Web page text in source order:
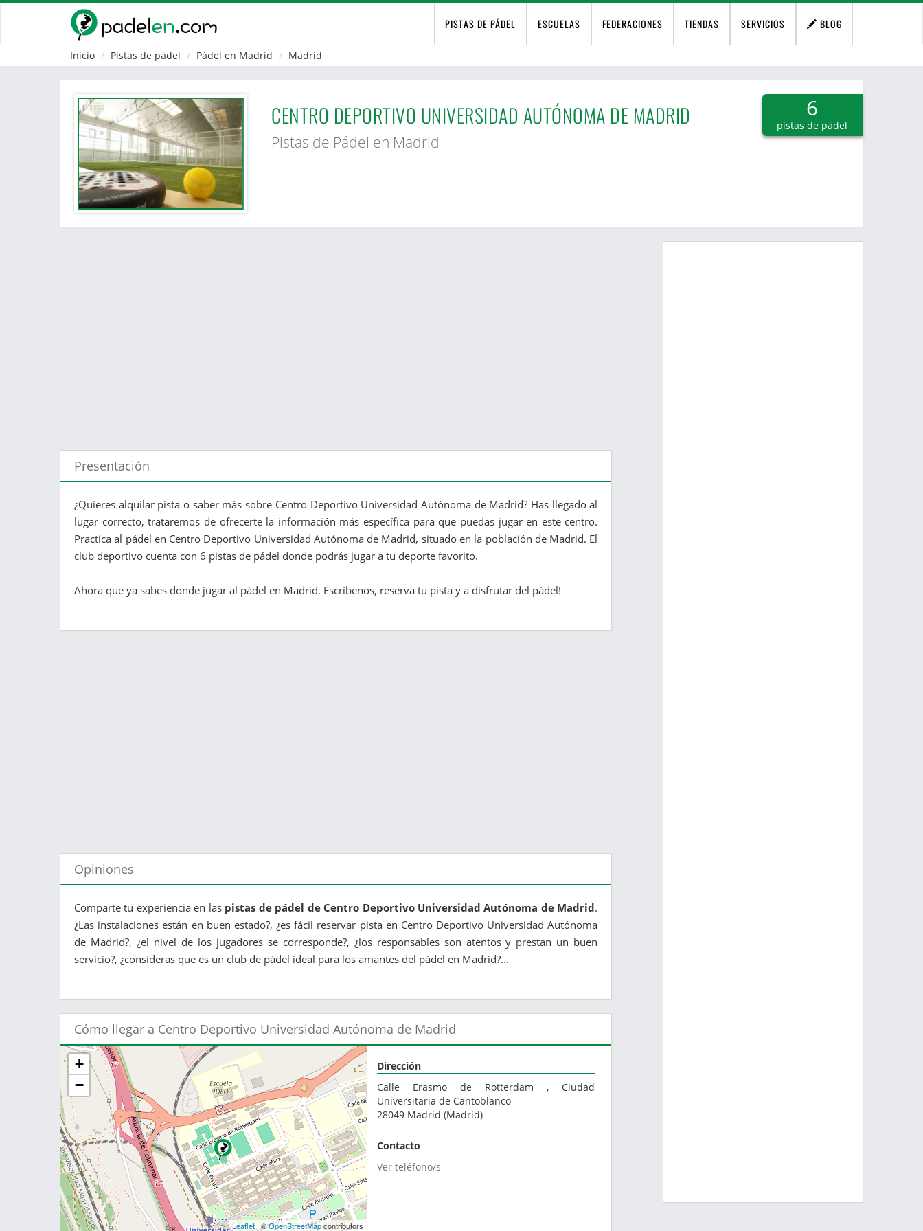
PISTAS DE PÁDEL ESCUELAS FEDERACIONES TIENDAS SERVICIOS BLOG
Inicio Pistas de pádel Pádel en Madrid Madrid
CENTRO DEPORTIVO UNIVERSIDAD AUTÓNOMA DE MADRID
Pistas de Pádel en Madrid
6
pistas de pádel
Presentación
¿Quieres alquilar pista o saber más sobre Centro Deportivo Universidad Autónoma de Madrid? Has llegado al
lugar correcto, trataremos de ofrecerte la información más específica para que puedas jugar en este centro.
Practica al pádel en Centro Deportivo Universidad Autónoma de Madrid, situado en la población de Madrid. El
club deportivo cuenta con 6 pistas de pádel donde podrás jugar a tu deporte favorito.
Ahora que ya sabes donde jugar al pádel en Madrid. Escríbenos, reserva tu pista y a disfrutar del pádel!
Opiniones
Comparte tu experiencia en las pistas de pádel de Centro Deportivo Universidad Autónoma de Madrid.
¿Las instalaciones están en buen estado?, ¿es fácil reservar pista en Centro Deportivo Universidad Autónoma
de Madrid?, ¿el nivel de los jugadores se corresponde?, ¿los responsables son atentos y prestan un buen
servicio?, ¿consideras que es un club de pádel ideal para los amantes del pádel en Madrid?...
Cómo llegar a Centro Deportivo Universidad Autónoma de Madrid
+
−
Leaflet | ©OpenStreetMapcontributors
Dirección
Calle Erasmo de Rotterdam , Ciudad
Universitaria de Cantoblanco
28049 Madrid (Madrid)
Contacto
Ver teléfono/s